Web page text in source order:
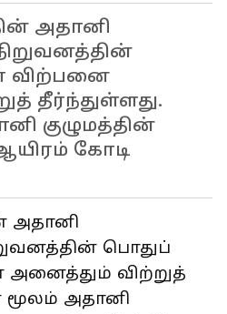
அதானி
விற்பனை
தீர்ந்துள்ளது.
குழுமத்தின்
கோடி
அதானி
பொதுப்
அனைத்தும் விற்றுத்
மூலம் அதானி